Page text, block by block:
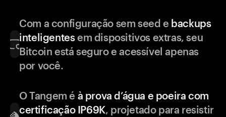
Com a configuração sem seed e backups
inteligentesem dispositivos extras, seu
Bitcoin está seguro e acessível apenas
por você.
O Tangem é à prova d’água e poeira com
certificação IP69K, projetado para resistir